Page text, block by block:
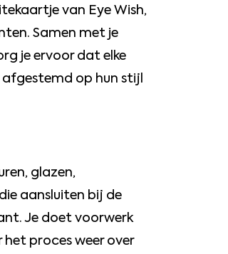
van Eye Wish,
Samen met je
je ervoor dat elke
op hun stijl
glazen,
aansluiten bij de
Je doet voorwerk
proces weer over